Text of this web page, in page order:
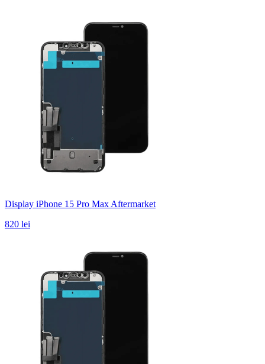
Display iPhone 15 Pro Max Aftermarket
820 lei